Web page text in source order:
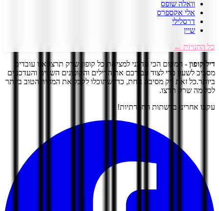
וואלה שופס
אלי אקספרס
דרסלילי
שיין
כל החנויות ←
דיל קופון - המקום הכי עדכני למציאת כל קופון שרק תרצו!אנו עובדים
מסביב לשעון כדי לצוד עבורכם את הדילים והקופונים השווים והעדכניים
ביותר.כל זאת רק מסיבה אחת, כדי שתוכלו לקבל את המחיר הטוב ביותר
לכל מה שרק תרצו.
עקבו אחרינו ברשתות החברתיות!